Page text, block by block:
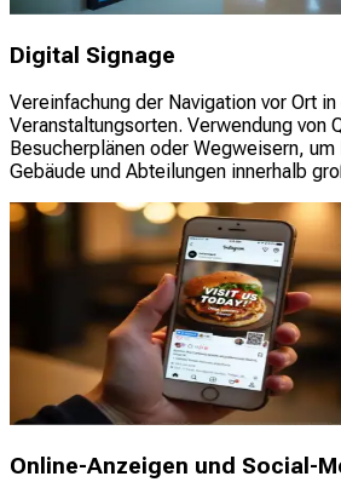
Digital Signage
Vereinfachung der Navigation vor Ort
Veranstaltungsorten. Verwendung von
Besucherplänen oder Wegweisern,
Gebäude und Abteilungen innerhalb
Online-Anzeigen und Social-